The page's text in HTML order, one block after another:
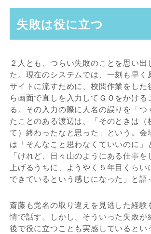
失敗は役に立つ
２人とも、つらい失敗のことを思い出
た。現在のシステムでは、一刻も早く
サイトに流すために、校閲作業をした
ら画面で直しを入力してＧＯをかける
る。その入力の際に人名の誤りを「つ
たことのある渡辺は、「そのときは（
て）終わったなと思った」という。会
は「そんなこと思わなくていいのに」
「けれど、日々山のようにある仕事を
上げるうちに、ようやく５年目くらい
できているという感じになった」と語
斎藤も党名の取り違えを見逃した経験
情で話す。しかし、そういった失敗が
後で役に立つことも実感しているとい